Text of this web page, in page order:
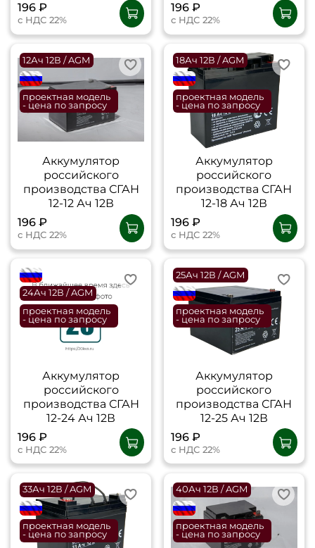
196 ₽
с НДС 22%
196 ₽
с НДС 22%
12Ач 12В / AGM
flagRU
проектная модель
- цена по запросу
Аккумулятор
российского
производства СГАН
12-12 Ач 12В
196 ₽
с НДС 22%
18Ач 12В / AGM
flagRU
проектная модель
- цена по запросу
Аккумулятор
российского
производства СГАН
12-18 Ач 12В
196 ₽
с НДС 22%
flagRU
24Ач 12В / AGM
проектная модель
- цена по запросу
Аккумулятор
российского
производства СГАН
12-24 Ач 12В
196 ₽
с НДС 22%
25Ач 12В / AGM
flagRU
проектная модель
- цена по запросу
Аккумулятор
российского
производства СГАН
12-25 Ач 12В
196 ₽
с НДС 22%
33Ач 12В / AGM
flagRU
проектная модель
- цена по запросу
40Ач 12В / AGM
flagRU
проектная модель
- цена по запросу